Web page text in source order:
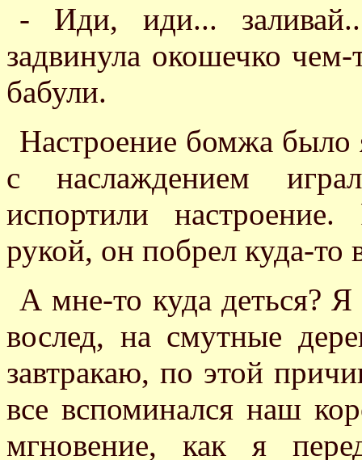
- Иди, иди...
задвинула окошечко
бабули.
Настроение бомжа было
с наслаждением
испортили
рукой, он побрел куда-то
А мне-то куда деться?
вослед, на смутные
завтракаю, по этой
все вспоминался наш
мгновение, как я